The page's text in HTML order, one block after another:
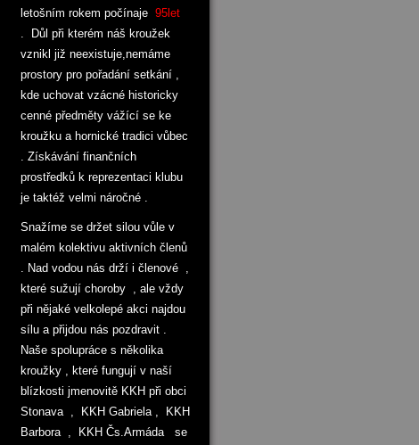
letošním rokem počínaje 95let
. Důl při kterém náš kroužek
vznikl již neexistuje,nemáme
prostory pro pořadání setkání ,
kde uchovat vzácné historicky
cenné předměty vážící se ke
kroužku a hornické tradici vůbec
. Získávání finančních
prostředků k reprezentaci klubu
je taktéž velmi náročné .
Snažíme se držet silou vůle v
malém kolektivu aktivních členů
. Nad vodou nás drží i členové ,
které sužují choroby , ale vždy
při nějaké velkolepé akci najdou
sílu a přijdou nás pozdravit .
Naše spolupráce s několika
kroužky , které fungují v naší
blízkosti jmenovitě KKH při obci
Stonava , KKH Gabriela , KKH
Barbora , KKH Čs.Armáda se